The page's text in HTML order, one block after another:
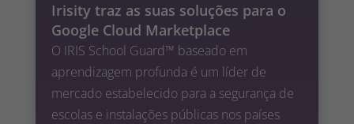
Irisity traz as suas soluções para o
Google Cloud Marketplace
O IRIS School Guard™ baseado em
aprendizagem profunda é um líder de
mercado estabelecido para a segurança de
escolas e instalações públicas nos países